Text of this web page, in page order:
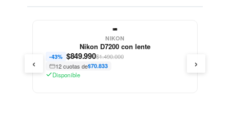
NIKON
Nikon D7200 con lente
-43% $849.990$1.490.000
12 cuotas de$70.833
Disponible
‹ ›